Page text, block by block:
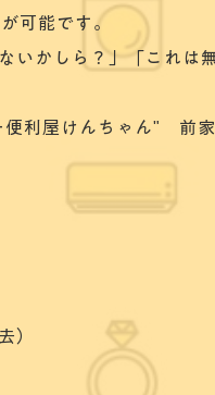
可能です。
いかしら？」「これ
利屋けんちゃん" 前
）